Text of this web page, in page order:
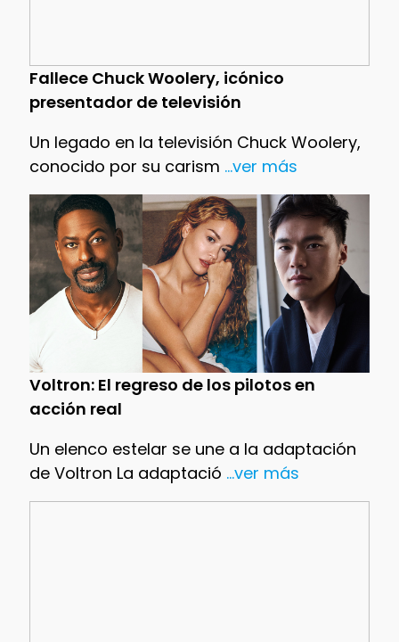
Fallece Chuck Woolery, icónico
presentador de televisión
Un legado en la televisión Chuck Woolery,
conocido por su carism ...ver más
Voltron: El regreso de los pilotos en
acción real
Un elenco estelar se une a la adaptación
de Voltron La adaptació ...ver más